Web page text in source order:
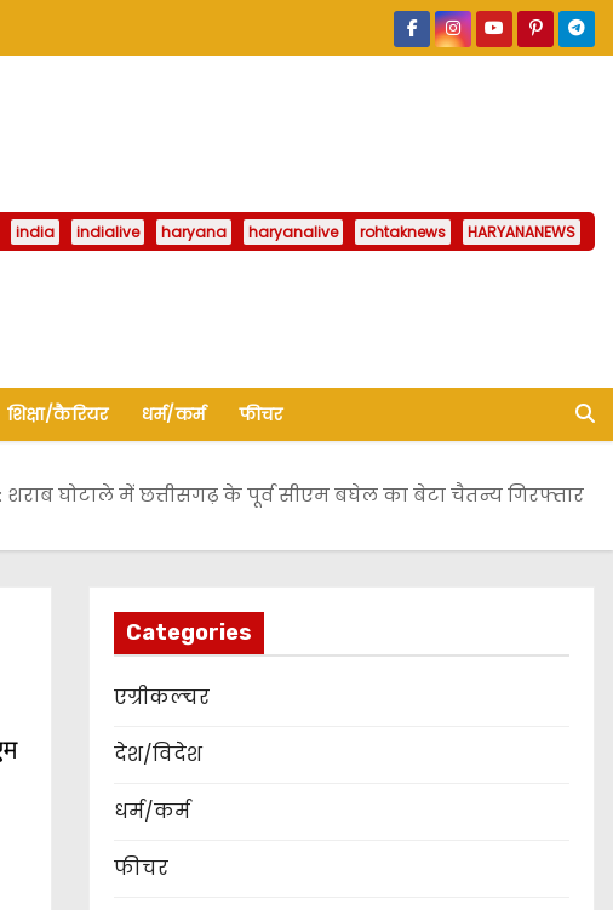
india indialive haryana haryanalive rohtaknews HARYANANEWS
शिक्षा/कैरियर धर्म/कर्म फीचर
: शराब घोटाले में छत्तीसगढ़ के पूर्व सीएम बघेल का बेटा चैतन्य गिरफ्तार
Categories
एग्रीकल्चर
देश/विदेश
धर्म/कर्म
फीचर